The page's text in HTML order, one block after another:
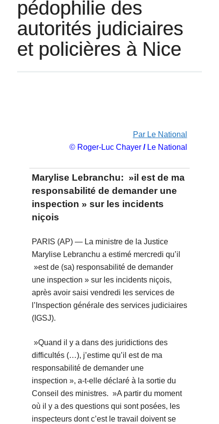
pédophilie des
autorités judiciaires
et policières à Nice
Par Le National
© Roger-Luc Chayer/Le National
Marylise Lebranchu: »il est de ma
responsabilité de demander une
inspection » sur les incidents
niçois
PARIS (AP) — La ministre de la Justice
Marylise Lebranchu a estimé mercredi qu’il
»est de (sa) responsabilité de demander
une inspection » sur les incidents niçois,
après avoir saisi vendredi les services de
l’Inspection générale des services judiciaires
(IGSJ).
»Quand il y a dans des juridictions des
difficultés (…), j’estime qu’il est de ma
responsabilité de demander une
inspection », a-t-elle déclaré à la sortie du
Conseil des ministres. »A partir du moment
où il y a des questions qui sont posées, les
inspecteurs dont c’est le travail doivent se